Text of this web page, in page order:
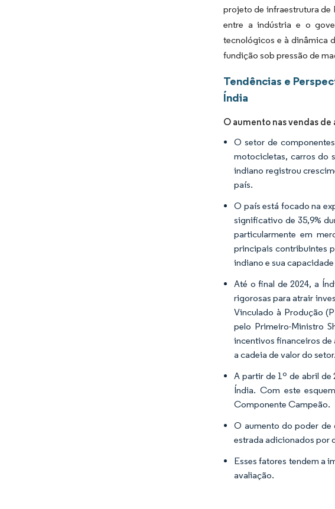
projeto de infraestrutura de
entre a indústria e o
tecnológicos e à dinâmica
fundição sob pressão de
Tendências e
Índia
O aumento nas vendas
O setor de
motocicletas, carros do
indiano registrou
país.
O país está focado na
significativo de 35,9%
particularmente em
principais contribuintes
indiano e sua
Até o final de 2024, a
rigorosas para atrair
Vinculado à Produção
pelo Primeiro-Ministro
incentivos financeiros
a cadeia de valor do setor.
A partir de 1º de abril
Índia. Com este
Componente Campeão.
O aumento do poder de
estrada adicionados por
Esses fatores tendem a
avaliação.